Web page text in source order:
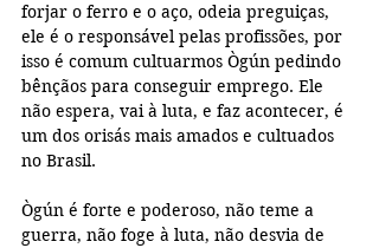
forjar o ferro e o aço, odeia preguiças,
ele é o responsável pelas profissões, por
isso é comum cultuarmos Ògún pedindo
bênçãos para conseguir emprego. Ele
não espera, vai à luta, e faz acontecer, é
um dos orisás mais amados e cultuados
no Brasil.
Ògún é forte e poderoso, não teme a
guerra, não foge à luta, não desvia de